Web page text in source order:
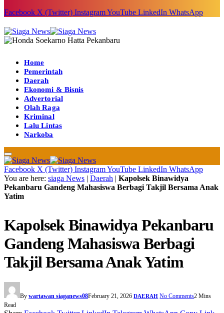
Facebook X (Twitter) InstagramYouTube LinkedIn WhatsApp
Home
Pemerintah
Daerah
Ekonomi & Bisnis
Advertorial
Olah Raga
Kriminal
Lalu Lintas
Narkoba
Facebook X (Twitter) InstagramYouTube LinkedIn WhatsApp
You are here: siaga News | Daerah | Kapolsek Binawidya
Pekanbaru Gandeng Mahasiswa Berbagi Takjil Bersama Anak
Yatim
Kapolsek Binawidya Pekanbaru
Gandeng Mahasiswa Berbagi
Takjil Bersama Anak Yatim
By wartawan siaganews08February 21, 2026 DAERAH No Comments2 Mins
Read